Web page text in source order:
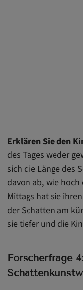
Erklären Sie den
des Tages weder
sich die Länge des
davon ab, wie
Mittags hat sie
der Schatten am
sie tiefer und die
Forscherfrage